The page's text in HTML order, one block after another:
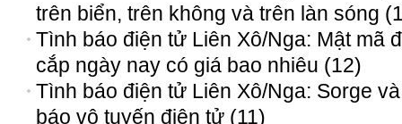
trên biển, trên không và trên làn sóng
Tình báo điện tử Liên Xô/Nga: Mật mã
cắp ngày nay có giá bao nhiêu (12)
Tình báo điện tử Liên Xô/Nga: Sorge
báo vô tuyến điện tử (11)